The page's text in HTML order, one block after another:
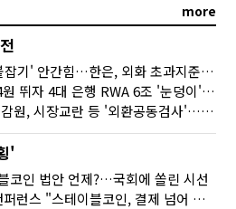
more
'달러 붙잡기' 안간힘…한은, 외화 초과지준에 이자 6개월 더
환율 14원 뛰자 4대 은행 RWA 6조 '눈덩이'…2배 뛴 2분기는?
한은·금감원, 시장교란 등 '외환공동검사'…환율 급등 전방위 대응
'
코인 법안 언제?…국회에 쏠린 시선
BOK 컨퍼런스 "스테이블코인, 결제 넘어 보험 대출 등 금융 연결 도구"